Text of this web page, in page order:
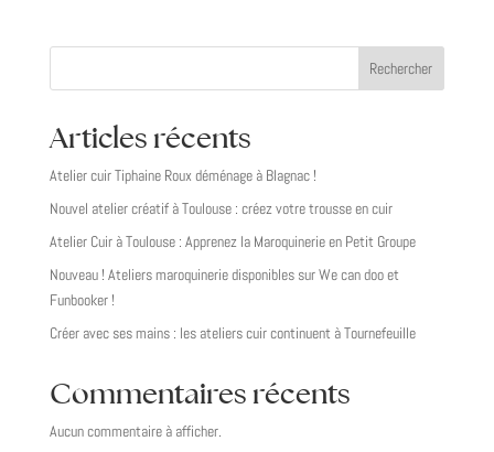
Rechercher
Articles récents
Atelier cuir Tiphaine Roux déménage à Blagnac !
Nouvel atelier créatif à Toulouse : créez votre trousse en cuir
Atelier Cuir à Toulouse : Apprenez la Maroquinerie en Petit Groupe
Nouveau ! Ateliers maroquinerie disponibles sur We can doo et
Funbooker !
Créer avec ses mains : les ateliers cuir continuent à Tournefeuille
Commentaires récents
Aucun commentaire à afficher.